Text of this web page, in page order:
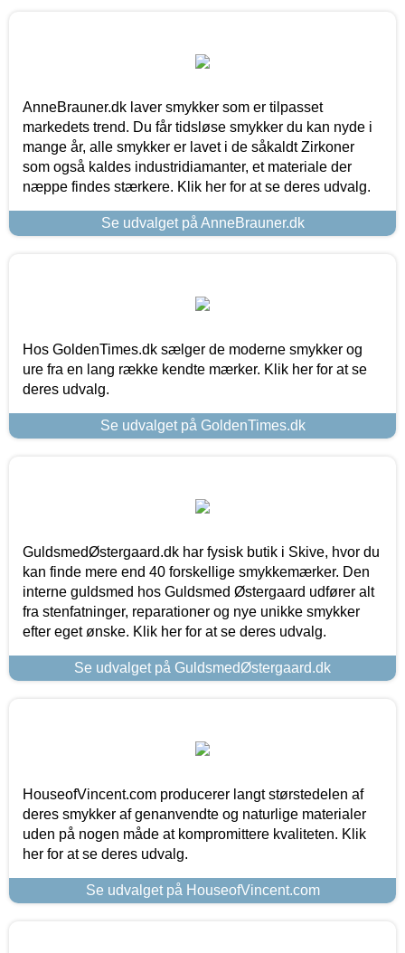
AnneBrauner.dk laver smykker som er tilpasset
markedets trend. Du får tidsløse smykker du kan nyde i
mange år, alle smykker er lavet i de såkaldt Zirkoner
som også kaldes industridiamanter, et materiale der
næppe findes stærkere. Klik her for at se deres udvalg.
Se udvalget på AnneBrauner.dk
Hos GoldenTimes.dk sælger de moderne smykker og
ure fra en lang række kendte mærker. Klik her for at se
deres udvalg.
Se udvalget på GoldenTimes.dk
GuldsmedØstergaard.dk har fysisk butik i Skive, hvor du
kan finde mere end 40 forskellige smykkemærker. Den
interne guldsmed hos Guldsmed Østergaard udfører alt
fra stenfatninger, reparationer og nye unikke smykker
efter eget ønske. Klik her for at se deres udvalg.
Se udvalget på GuldsmedØstergaard.dk
HouseofVincent.com producerer langt størstedelen af
deres smykker af genanvendte og naturlige materialer
uden på nogen måde at kompromittere kvaliteten. Klik
her for at se deres udvalg.
Se udvalget på HouseofVincent.com